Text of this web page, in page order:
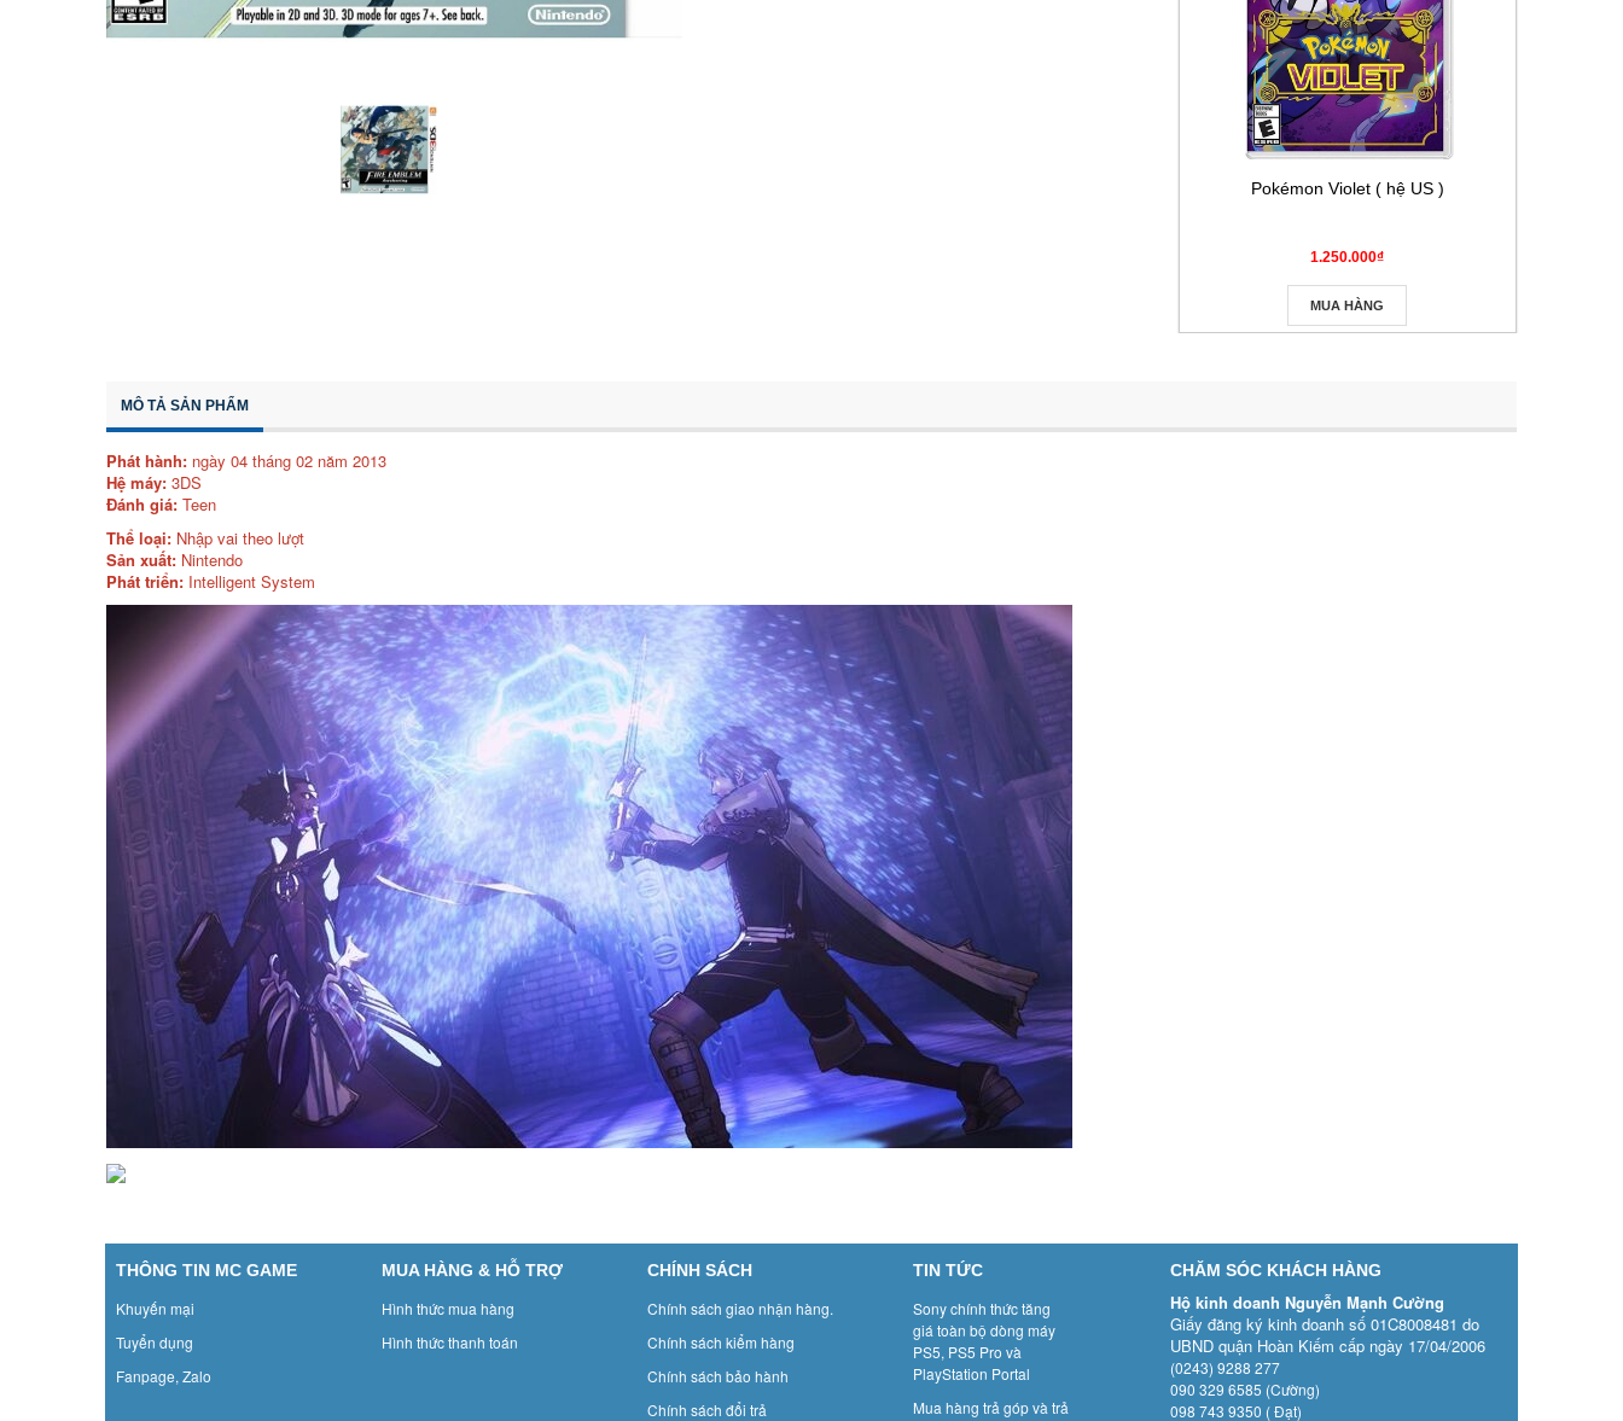
Pokémon Violet ( hệ US )
1.250.000₫
MUA HÀNG
MÔ TẢ SẢN PHẨM
Phát hành: ngày 04 tháng 02 năm 2013
Hệ máy: 3DS
Đánh giá: Teen
Thể loại: Nhập vai theo lượt
Sản xuất: Nintendo
Phát triển: Intelligent System
THÔNG TIN MC GAME
Khuyến mại
Tuyển dụng
Fanpage, Zalo
MUA HÀNG & HỖ TRỢ
Hình thức mua hàng
Hình thức thanh toán
CHÍNH SÁCH
Chính sách giao nhận hàng.
Chính sách kiểm hàng
Chính sách bảo hành
Chính sách đổi trả
TIN TỨC
Sony chính thức tăng
giá toàn bộ dòng máy
PS5, PS5 Pro và
PlayStation Portal
Mua hàng trả góp và trả
CHĂM SÓC KHÁCH HÀNG
Hộ kinh doanh Nguyễn Mạnh Cường
Giấy đăng ký kinh doanh số 01C8008481 do
UBND quận Hoàn Kiếm cấp ngày 17/04/2006
(0243) 9288 277
090 329 6585 (Cường)
098 743 9350 ( Đạt)